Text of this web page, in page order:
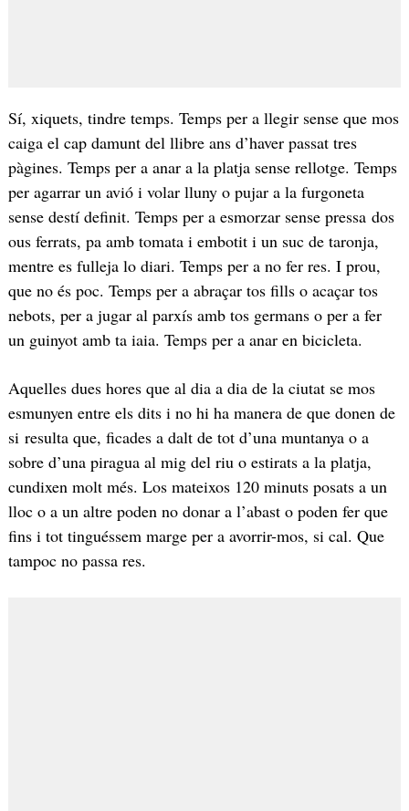
Sí, xiquets, tindre temps. Temps per a llegir sense que mos
caiga el cap damunt del llibre ans d’haver passat tres
pàgines. Temps per a anar a la platja sense rellotge. Temps
per agarrar un avió i volar lluny o pujar a la furgoneta
sense destí definit. Temps per a esmorzar sense pressa dos
ous ferrats, pa amb tomata i embotit i un suc de taronja,
mentre es fulleja lo diari. Temps per a no fer res. I prou,
que no és poc. Temps per a abraçar tos fills o acaçar tos
nebots, per a jugar al parxís amb tos germans o per a fer
un guinyot amb ta iaia. Temps per a anar en bicicleta.
Aquelles dues hores que al dia a dia de la ciutat se mos
esmunyen entre els dits i no hi ha manera de que donen de
si resulta que, ficades a dalt de tot d’una muntanya o a
sobre d’una piragua al mig del riu o estirats a la platja,
cundixen molt més. Los mateixos 120 minuts posats a un
lloc o a un altre poden no donar a l’abast o poden fer que
fins i tot tinguéssem marge per a avorrir-mos, si cal. Que
tampoc no passa res.